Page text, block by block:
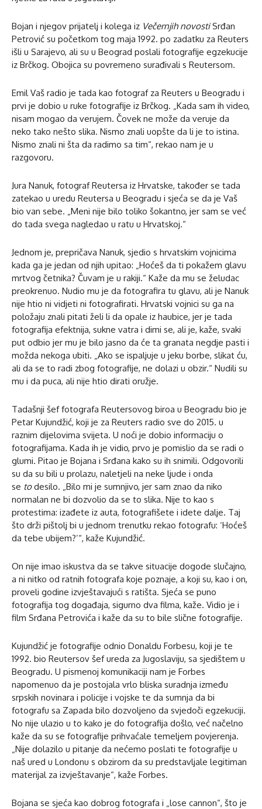
Bojan i njegov prijatelj i kolega iz Večernjih novostiSrđan
Petrović su početkom tog maja 1992. po zadatku za Reuters
išli u Sarajevo, ali su u Beograd poslali fotografije egzekucije
iz Brčkog. Obojica su povremeno surađivali s Reutersom.
Emil Vaš radio je tada kao fotograf za Reuters u Beogradu i
prvi je dobio u ruke fotografije iz Brčkog. „Kada sam ih video,
nisam mogao da verujem. Čovek ne može da veruje da
neko tako nešto slika. Nismo znali uopšte da li je to istina.
Nismo znali ni šta da radimo sa tim“, rekao nam je u
razgovoru.
Jura Nanuk, fotograf Reutersa iz Hrvatske, također se tada
zatekao u uredu Reutersa u Beogradu i sjeća se da je Vaš
bio van sebe. „Meni nije bilo toliko šokantno, jer sam se već
do tada svega nagledao u ratu u Hrvatskoj.“
Jednom je, prepričava Nanuk, sjedio s hrvatskim vojnicima
kada ga je jedan od njih upitao: „Hoćeš da ti pokažem glavu
mrtvog četnika? Čuvam je u rakiji.“ Kaže da mu se želudac
preokrenuo. Nudio mu je da fotografira tu glavu, ali je Nanuk
nije htio ni vidjeti ni fotografirati. Hrvatski vojnici su ga na
položaju znali pitati želi li da opale iz haubice, jer je tada
fotografija efektnija, sukne vatra i dimi se, ali je, kaže, svaki
put odbio jer mu je bilo jasno da će ta granata negdje pasti i
možda nekoga ubiti. „Ako se ispaljuje u jeku borbe, slikat ću,
ali da se to radi zbog fotografije, ne dolazi u obzir.“ Nudili su
mu i da puca, ali nije htio dirati oružje.
Tadašnji šef fotografa Reutersovog biroa u Beogradu bio je
Petar Kujundžić, koji je za Reuters radio sve do 2015. u
raznim dijelovima svijeta. U noći je dobio informaciju o
fotografijama. Kada ih je vidio, prvo je pomislio da se radi o
glumi. Pitao je Bojana i Srđana kako su ih snimili. Odgovorili
su da su bili u prolazu, naletjeli na neke ljude i onda
se todesilo. „Bilo mi je sumnjivo, jer sam znao da niko
normalan ne bi dozvolio da se to slika. Nije to kao s
protestima: izađete iz auta, fotografišete i idete dalje. Taj
što drži pištolj bi u jednom trenutku rekao fotografu: ‘Hoćeš
da tebe ubijem?’“, kaže Kujundžić.
On nije imao iskustva da se takve situacije dogode slučajno,
a ni nitko od ratnih fotografa koje poznaje, a koji su, kao i on,
proveli godine izvještavajući s ratišta. Sjeća se puno
fotografija tog događaja, sigurno dva filma, kaže. Vidio je i
film Srđana Petrovića i kaže da su to bile slične fotografije.
Kujundžić je fotografije odnio Donaldu Forbesu, koji je te
1992. bio Reutersov šef ureda za Jugoslaviju, sa sjedištem u
Beogradu. U pismenoj komunikaciji nam je Forbes
napomenuo da je postojala vrlo bliska suradnja između
srpskih novinara i policije i vojske te da sumnja da bi
fotografu sa Zapada bilo dozvoljeno da svjedoči egzekuciji.
No nije ulazio u to kako je do fotografija došlo, već načelno
kaže da su se fotografije prihvaćale temeljem povjerenja.
„Nije dolazilo u pitanje da nećemo poslati te fotografije u
naš ured u Londonu s obzirom da su predstavljale legitiman
materijal za izvještavanje“, kaže Forbes.
Bojana se sjeća kao dobrog fotografa i „lose cannon“, što je